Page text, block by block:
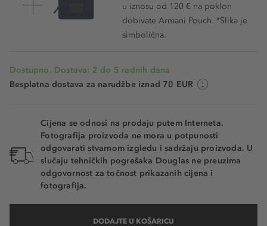
u iznosu od 120 € na poklon
dobivate Armani Pouch. *Slika je
simbolična.
Dostupno. Dostava: 2 do 5 radnih dana
Besplatna dostava za narudžbe iznad 70 EUR
Cijena se odnosi na prodaju putem Interneta.
Fotografija proizvoda ne mora u potpunosti
odgovarati stvarnom izgledu i sadržaju proizvoda. U
slučaju tehničkih pogrešaka Douglas ne preuzima
odgovornost za točnost prikazanih cijena i
fotografija.
DODAJTE U KOŠARICU